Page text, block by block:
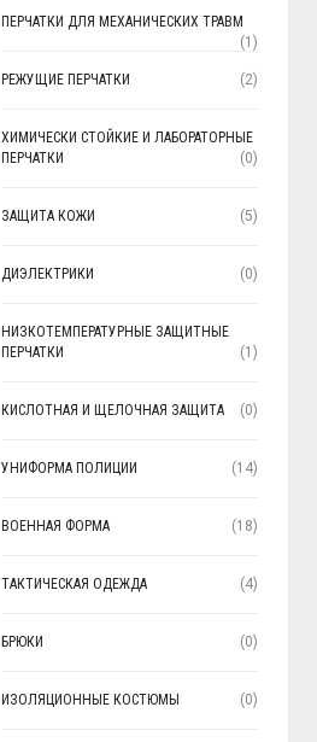
ПЕРЧАТКИ ДЛЯ МЕХАНИЧЕСКИХ ТРАВМ
(1)
РЕЖУЩИЕ ПЕРЧАТКИ (2)
ХИМИЧЕСКИ СТОЙКИЕ И ЛАБОРАТОРНЫЕ
ПЕРЧАТКИ
(0)
ЗАЩИТА КОЖИ (5)
ДИЭЛЕКТРИКИ (0)
НИЗКОТЕМПЕРАТУРНЫЕ ЗАЩИТНЫЕ
ПЕРЧАТКИ
(1)
КИСЛОТНАЯ И ЩЕЛОЧНАЯ ЗАЩИТА (0)
УНИФОРМА ПОЛИЦИИ (14)
ВОЕННАЯ ФОРМА (18)
ТАКТИЧЕСКАЯ ОДЕЖДА (4)
БРЮКИ (0)
ИЗОЛЯЦИОННЫЕ КОСТЮМЫ (0)